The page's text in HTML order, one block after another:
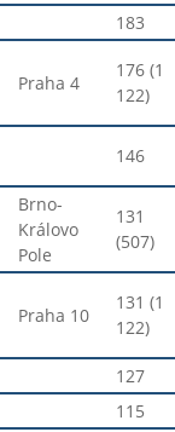
183
Praha 4
176 (1
122)
146
Brno-
Královo
Pole
131
(507)
Praha 10
131 (1
122)
127
115